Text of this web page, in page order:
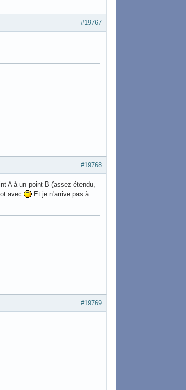
#19767
#19768
A à un point B (assez étendu,
avec
Et je n'arrive pas à
#19769